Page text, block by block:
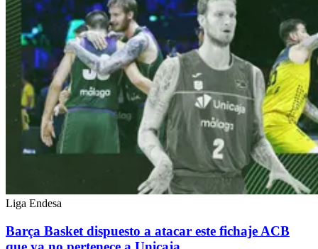
Liga Endesa
Barça Basket dispuesto a atacar este fichaje ACB